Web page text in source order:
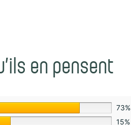
en pensent
73%
15%